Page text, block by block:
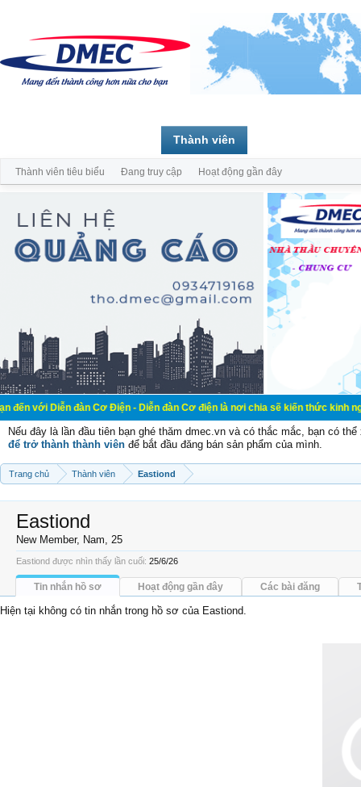
đàn Cơ Điện - Diễn đàn Cơ điện là nơi chia sẽ kiến thức kinh nghiệm
Nếu đây là lần đầu tiên bạn ghé thăm dmec.vn và có thắc mắc, bạn có
để trở thành thành viên để bắt đầu đăng bán sản phẩm của mình.
Trang chủ Thành viên Eastiond
Eastiond
New Member, Nam, 25
Eastiond được nhìn thấy lần cuối: 25/6/26
Tin nhắn hồ sơ Hoạt động gần đây Các bài đăng
Hiện tại không có tin nhắn trong hồ sơ của Eastiond.
Thành viên
Thành viên tiêu biểu Đang truy cập Hoạt động gần đây